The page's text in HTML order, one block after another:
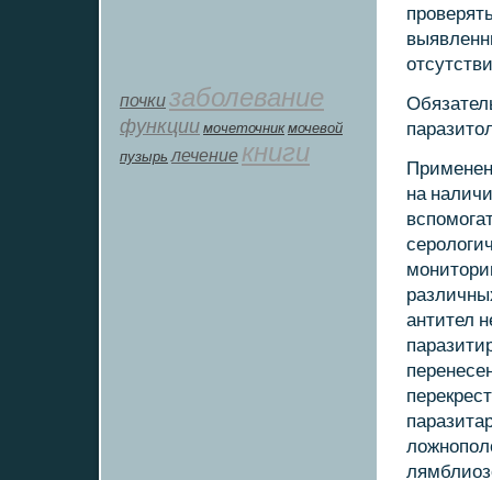
почкизаболевание
функции мοчеточник мочевой
пузырь лечение книги
на
антител